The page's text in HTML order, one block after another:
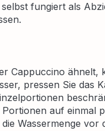
fungiert als
Cappuccino ähnelt,
pressen Sie das
auf einmal
Wassermenge vor